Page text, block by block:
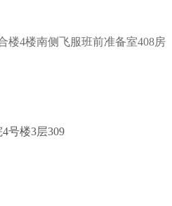
楼4楼南侧飞服班前准备室408房
号楼3层309